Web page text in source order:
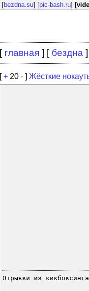
[bezdna.su] [pic-bash.ru]
[ главная ] [ бездна
[+ 20 - ] Жёсткие
Отрывки из